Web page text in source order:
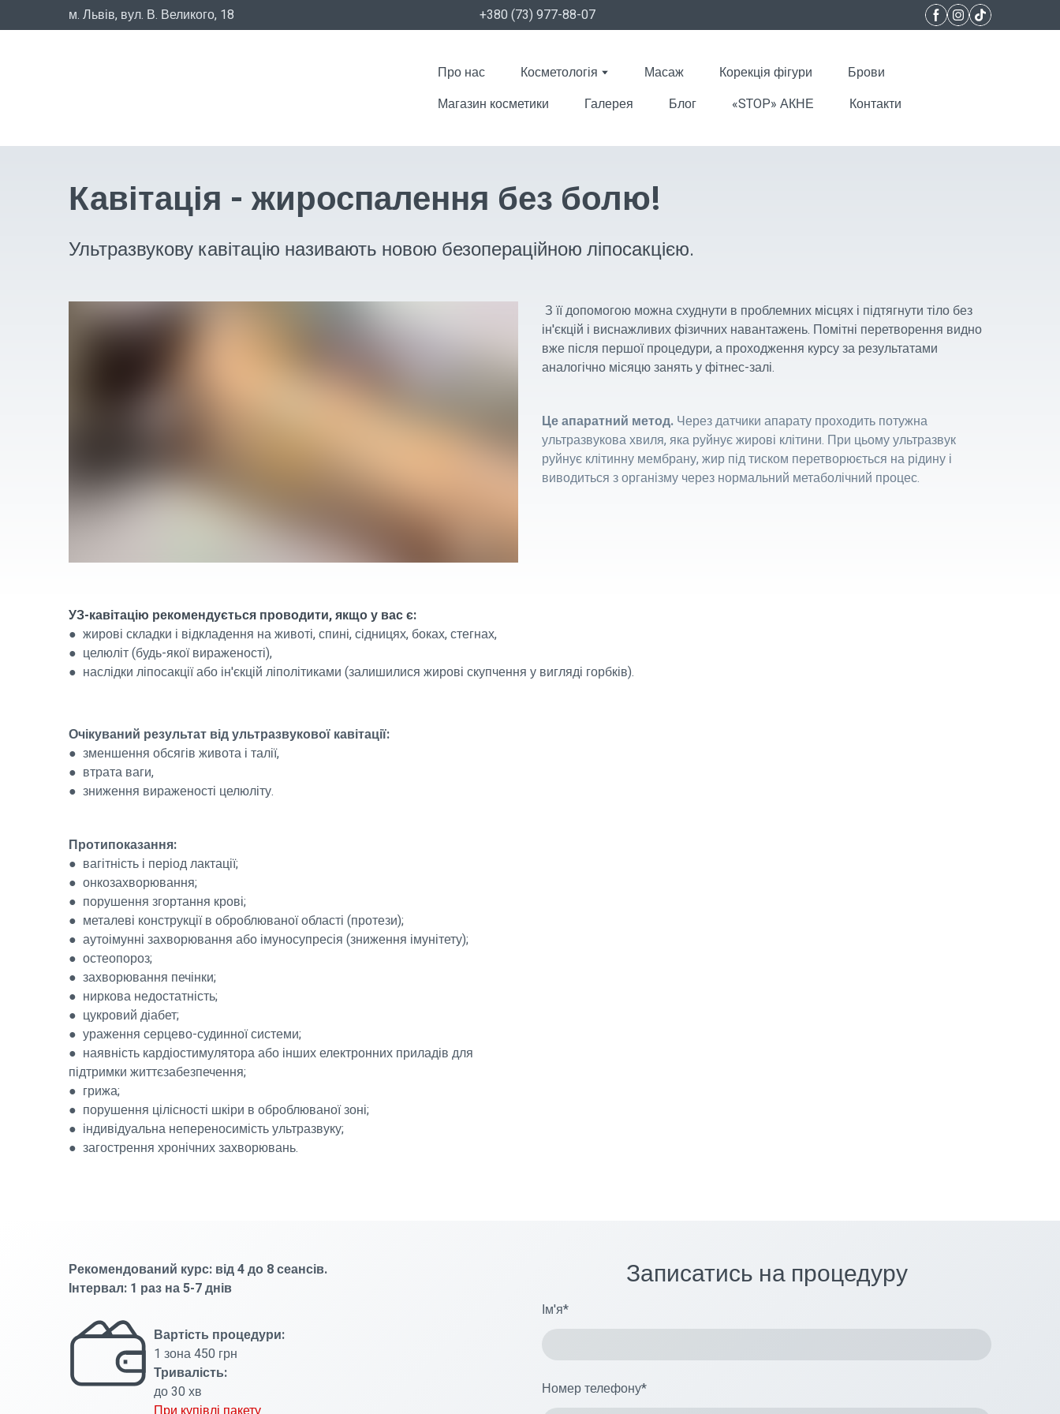
м. Львів, вул. В. Великого, 18 +380 (73) 977-88-07
Про нас Косметологія Масаж Корекція фігури
Брови
Магазин косметики
Галерея Блог «STOP» АКНЕ Контакти
Кавітація - жироспалення без болю!
Ультразвукову кавітацію називають новою безопераційною ліпосакцією.
З її допомогою можна схуднути в проблемних місцях і підтягнути тіло без
ін'єкцій і виснажливих фізичних навантажень. Помітні перетворення видно
вже після першої процедури, а проходження курсу за результатами
аналогічно місяцю занять у фітнес-залі.
Це апаратний метод. Через датчики апарату проходить потужна
ультразвукова хвиля, яка руйнує жирові клітини. При цьому ультразвук
руйнує клітинну мембрану, жир під тиском перетворюється на рідину і
виводиться з організму через нормальний метаболічний процес.
УЗ-кавітацію рекомендується проводити, якщо у вас є:
● жирові складки і відкладення на животі, спині, сідницях, боках, стегнах,
● целюліт (будь-якої вираженості),
● наслідки ліпосакції або ін'єкцій ліполітиками (залишилися жирові скупчення у вигляді горбків).
Очікуваний результат від ультразвукової кавітації:
● зменшення обсягів живота і талії,
● втрата ваги,
● зниження вираженості целюліту.
Протипоказання:
● вагітність і період лактації;
● онкозахворювання;
● порушення згортання крові;
● металеві конструкції в оброблюваної області (протези);
● аутоімунні захворювання або імуносупресія (зниження імунітету);
● остеопороз;
● захворювання печінки;
● ниркова недостатність;
● цукровий діабет;
● ураження серцево-судинної системи;
● наявність кардіостимулятора або інших електронних приладів для
підтримки життєзабезпечення;
● грижа;
● порушення цілісності шкіри в оброблюваної зоні;
● індивідуальна непереносимість ультразвуку;
● загострення хронічних захворювань.
Рекомендований курс: від 4 до 8 сеансів.
Інтервал: 1 раз на 5-7 днів
Записатись на процедуру
Ім'я*
Номер телефону*
Вартість процедури:
1 зона 450 грн
Тривалість:
до 30 хв